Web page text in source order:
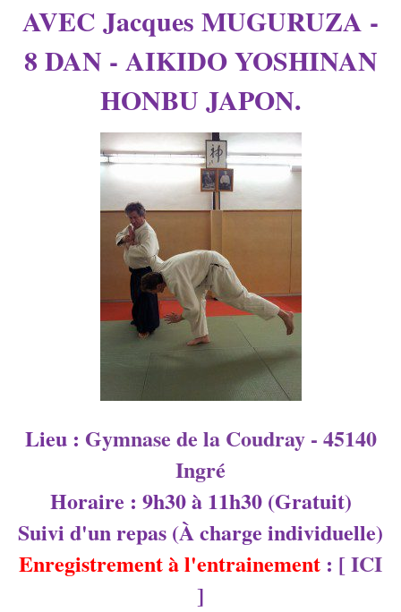
AVEC Jacques MUGURUZA -
8 DAN - AIKIDO YOSHINAN
HONBU JAPON.
Lieu : Gymnase de la Coudray - 45140
Ingré
Horaire : 9h30 à 11h30 (Gratuit)
Suivi d'un repas (À charge individuelle)
Enregistrement à l'entrainement : [ICI
]